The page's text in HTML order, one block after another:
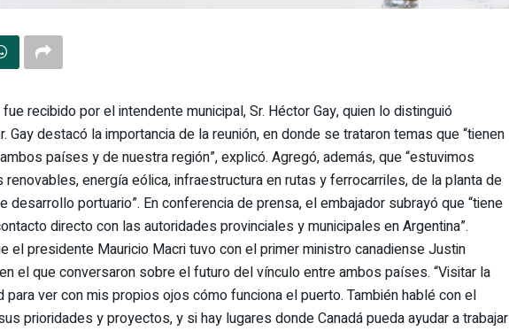
recibido por el intendente municipal, Sr. Héctor Gay, quien lo distinguió
Gay destacó la importancia de la reunión, en donde se trataron temas que “tienen
países y de nuestra región”, explicó. Agregó, además, que “estuvimos
energía eólica, infraestructura en rutas y ferrocarriles, de la planta de
portuario”. En conferencia de prensa, el embajador subrayó que “tiene
directo con las autoridades provinciales y municipales en Argentina”.
el presidente Mauricio Macri tuvo con el primer ministro canadiense Justin
el que conversaron sobre el futuro del vínculo entre ambos países. “Visitar la
para ver con mis propios ojos cómo funciona el puerto. También hablé con el
prioridades y proyectos, y si hay lugares donde Canadá pueda ayudar a trabajar